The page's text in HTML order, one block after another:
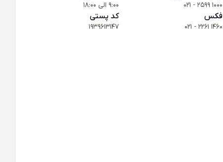
021 - 2599 1000 9:00 الی 18:00
فکس
021 - 2261 1460
کد پستی
1939613147